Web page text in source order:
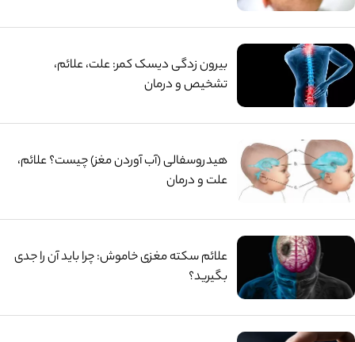
بیرون زدگی دیسک کمر: علت، علائم،
تشخیص و درمان
هیدروسفالی (آب آوردن مغز) چیست؟ علائم،
علت و درمان
علائم سکته مغزی خاموش: چرا باید آن را جدی
بگیرید؟